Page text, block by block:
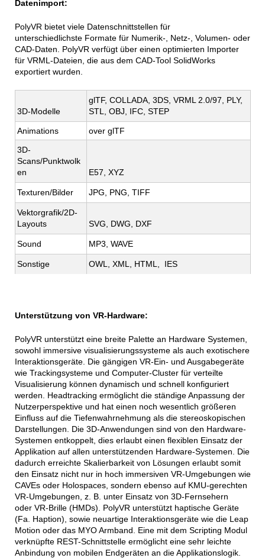
Datenimport:
PolyVR bietet viele Datenschnittstellen für
unterschiedlichste Formate für Numerik-, Netz-, Volumen- oder
CAD-Daten. PolyVR verfügt über einen optimierten Importer
für VRML-Dateien, die aus dem CAD-Tool SolidWorks
exportiert wurden.
3D-Modelle
glTF, COLLADA, 3DS, VRML 2.0/97, PLY,
STL, OBJ, IFC, STEP
Animations
over glTF
3D-
Scans/Punktwolk
en
E57, XYZ
Texturen/Bilder JPG, PNG, TIFF
Vektorgrafik/2D-
Layouts
SVG, DWG, DXF
Sound MP3, WAVE
Sonstige OWL, XML, HTML,  IES
Unterstützung von VR-Hardware:
PolyVR unterstützt eine breite Palette an Hardware Systemen,
sowohl immersive visualisierungssysteme als auch exotischere
Interaktionsgeräte. Die gängigen VR-Ein- und Ausgabegeräte
wie Trackingsysteme und Computer-Cluster für verteilte
Visualisierung können dynamisch und schnell konfiguriert
werden. Headtracking ermöglicht die ständige Anpassung der
Nutzerperspektive und hat einen noch wesentlich größeren
Einfluss auf die Tiefenwahrnehmung als die stereoskopischen
Darstellungen. Die 3D-Anwendungen sind von den Hardware-
Systemen entkoppelt, dies erlaubt einen flexiblen Einsatz der
Applikation auf allen unterstützenden Hardware-Systemen. Die
dadurch erreichte Skalierbarkeit von Lösungen erlaubt somit
den Einsatz nicht nur in hoch immersiven VR-Umgebungen wie
CAVEs oder Holospaces, sondern ebenso auf KMU-gerechten
VR-Umgebungen, z. B. unter Einsatz von 3D-Fernsehern
oder VR-Brille (HMDs). PolyVR unterstützt haptische Geräte
(Fa. Haption), sowie neuartige Interaktionsgeräte wie die Leap
Motion oder das MYO Armband. Eine mit dem Scripting Modul
verknüpfte REST-Schnittstelle ermöglicht eine sehr leichte
Anbindung von mobilen Endgeräten an die Applikationslogik.